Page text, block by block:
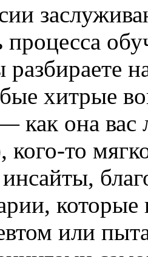
разбираете
хитрые
как она вас
кого-то
или